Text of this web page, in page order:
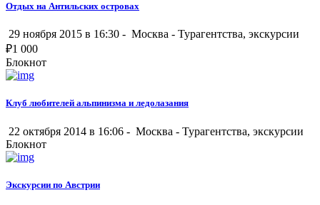
Отдых на Антильских островах
29 ноября 2015 в 16:30 - Москва - Турагентства, экскурсии
₽1 000
Блокнот
Клуб любителей альпинизма и ледолазания
22 октября 2014 в 16:06 - Москва - Турагентства, экскурсии
Блокнот
Экскурсии по Австрии